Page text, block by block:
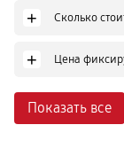
+ Сколько
+ Цена
Показать все